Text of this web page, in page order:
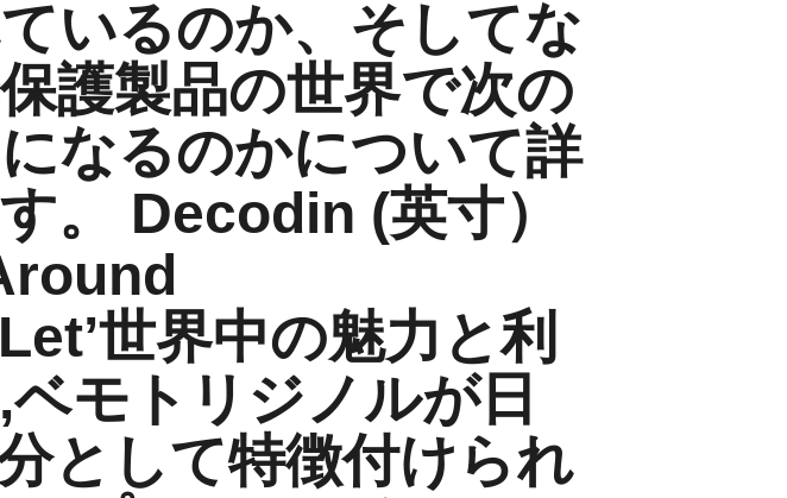
いるのか、そしてな
護製品の世界で次の
なるのかについて詳
。 Decodin (英寸）
Let’世界中の魅力と利
モトリジノルが日
として特徴付けられ